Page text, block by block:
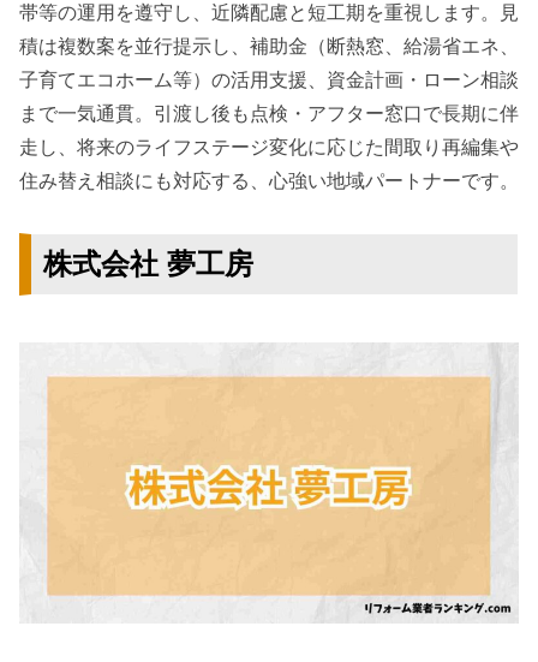
帯等の運用を遵守し、近隣配慮と短工期を重視します。見
積は複数案を並行提示し、補助金（断熱窓、給湯省エネ、
子育てエコホーム等）の活用支援、資金計画・ローン相談
まで一気通貫。引渡し後も点検・アフター窓口で長期に伴
走し、将来のライフステージ変化に応じた間取り再編集や
住み替え相談にも対応する、心強い地域パートナーです。
株式会社 夢工房